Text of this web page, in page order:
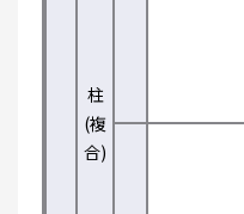
柱
(複
合)